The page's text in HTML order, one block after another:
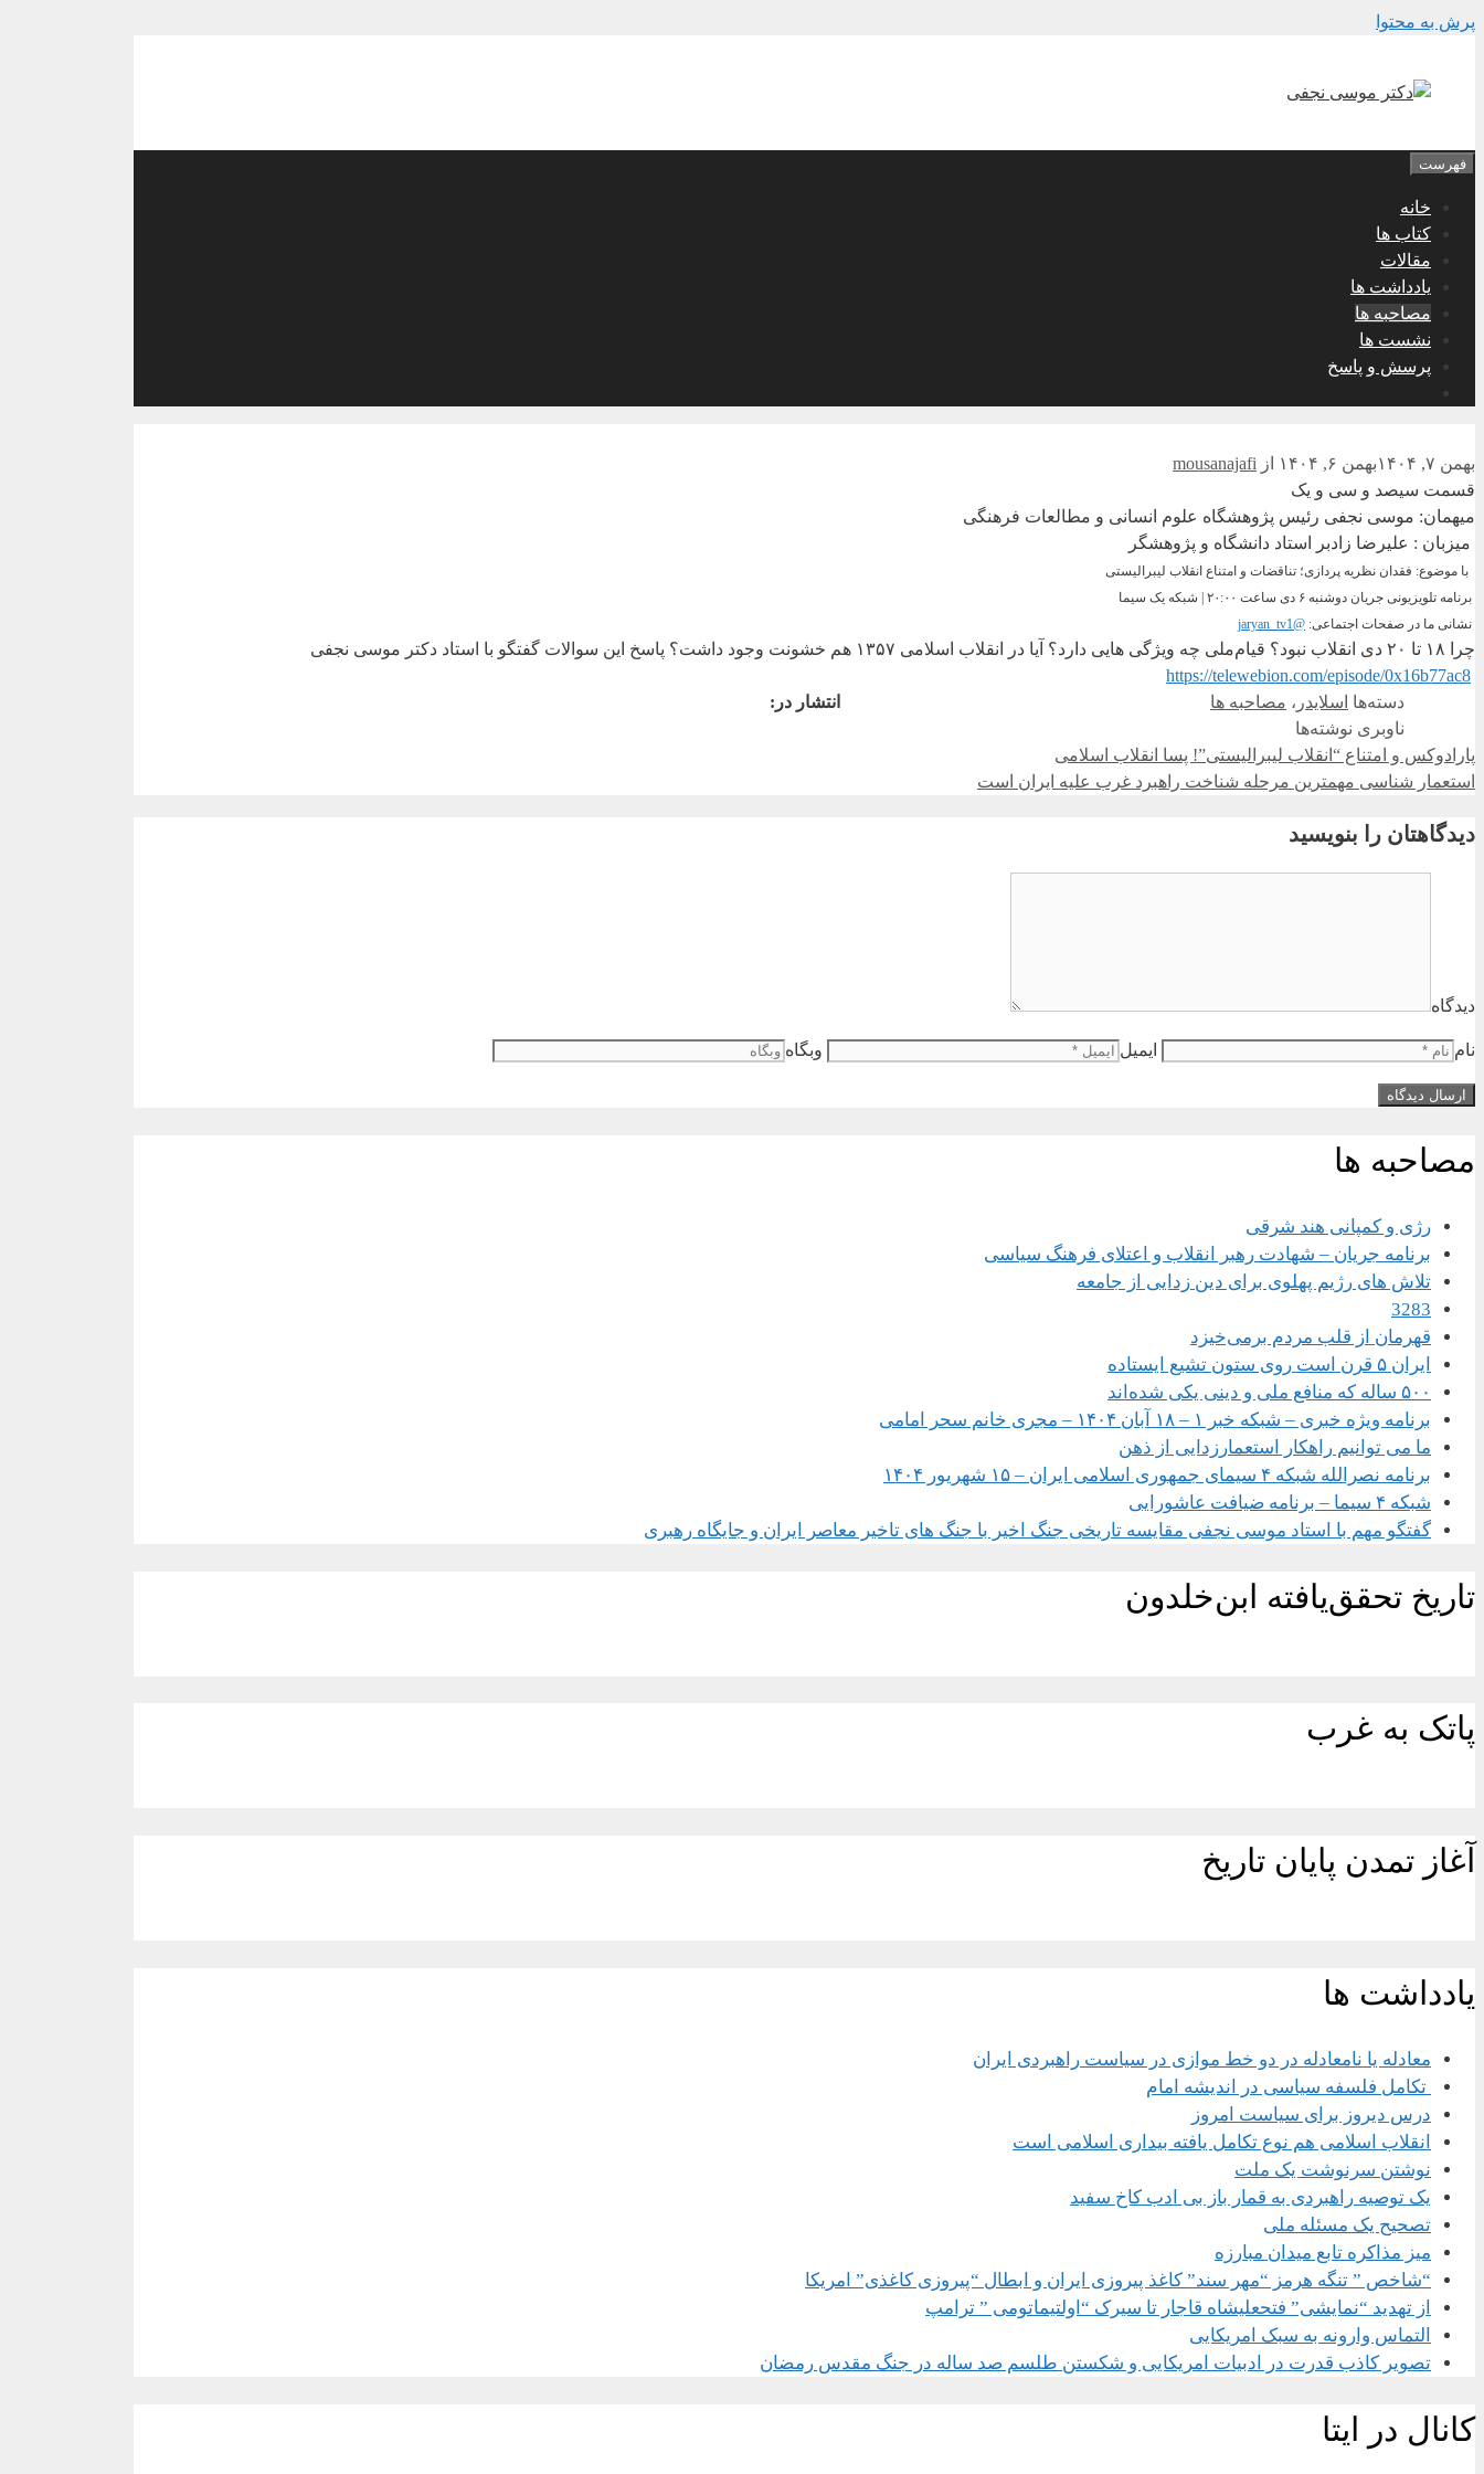
پرش به محتوا
فهرست
خانه
کتاب ها
مقالات
یادداشت ها
مصاحبه ها
نشست ها
پرسش و پاسخ
بهمن ۷, ۱۴۰۴ بهمن ۶, ۱۴۰۴ از mousanajafi
قسمت سیصد و سی و یک
میهمان: موسی نجفی رئیس پژوهشگاه علوم انسانی و مطالعات فرهنگی
میزبان : علیرضا زادبر استاد دانشگاه و پژوهشگر
با موضوع: فقدان نظریه پردازی؛ تناقضات و امتناع انقلاب لیبرالیستی
برنامه تلویزیونی جریان دوشنبه ۶ دی ساعت ۲۰:۰۰ | شبکه یک سیما
نشانی ما در صفحات اجتماعی: @jaryan_tv1
چرا ۱۸ تا ۲۰ دی انقلاب نبود؟ قیام‌ملی چه ویژگی هایی دارد؟ آیا در انقلاب اسلامی ۱۳۵۷ هم خشونت وجود داشت؟ پاسخ این سوالات گفتگو با استاد دکتر موسی نجفی
https://telewebion.com/episode/0x16b77ac8
انتشار در:
دسته‌ها اسلایدر ، مصاحبه ها
ناوبری نوشته‌ها
پارادوکس و امتناع “انقلاب لیبرالیستی”! پسا انقلاب اسلامی
استعمار شناسی مهمترین مرحله شناخت راهبرد غرب علیه ایران است
دیدگاهتان را بنویسید
دیدگاه
نام ایمیل وبگاه
مصاحبه ها
رژی و کمپانی هند شرقی
برنامه جریان – شهادت رهبر انقلاب و اعتلای فرهنگ سیاسی
تلاش های رژیم پهلوی برای دین زدایی از جامعه
3283
قهرمان از قلب مردم برمی‌خیزد
ایران ۵ قرن است روی ستون تشیع ایستاده
۵۰۰ ساله که منافع ملی و دینی یکی شده‌اند
برنامه ویژه خبری – شبکه خبر ۱ – ۱۸ آبان ۱۴۰۴ – مجری خانم سحر امامی
ما می توانیم راهکار استعمارزدایی از ذهن
برنامه نصرالله شبکه ۴ سیمای جمهوری اسلامی ایران – ۱۵ شهریور ۱۴۰۴
شبکه ۴ سیما – برنامه ضیافت عاشورایی
گفتگو مهم با استاد موسی نجفی مقایسه تاریخی جنگ اخیر با جنگ های تاخیر معاصر ایران و جایگاه رهبری
تاریخ تحقق‌یافته ابن‌خلدون
پاتک به غرب
آغاز تمدن پایان تاریخ
یادداشت ها
معادله یا نامعادله در دو خط موازی در سیاست راهبردی ایران
تکامل فلسفه سیاسی در اندیشه امام
درس دیروز برای سیاست امروز
انقلاب اسلامی هم نوع تکامل یافته بیداری اسلامی است
نوشتن سرنوشت یک ملت
یک توصیه راهبردی به قمار باز بی ادب کاخ سفید
تصحیح یک مسئله ملی
میز مذاکره تابع میدان مبارزه
“شاخص ” تنگه هرمز “مهر سند” کاغذ پیروزی ایران و ابطال “پیروزی کاغذی” امریکا
از تهدید “نمایشی” فتحعلیشاه قاجار تا سیرک “اولتیماتومی ” ترامپ
التماس وارونه به سبک امریکایی
تصویر کاذب قدرت در ادبیات امریکایی و شکستن طلسم صد ساله در جنگ مقدس رمضان
کانال در ایتا